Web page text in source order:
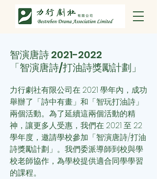
智演唐詩2021-2022
「智演唐詩/打油詩獎勵計劃」
力行劇社有限公司在 2021 學年內，成功
舉辦了「詩中有畫」和「智玩打油詩」
兩個活動。為了延續這兩個活動的精
神，讓更多人受惠，我們在 2021 至 22
學年度，邀請學校參加「智演唐詩/打油
詩獎勵計劃」。我們委派導師到校與學
校老師協作，為學校提供適合同學學習
的課程。